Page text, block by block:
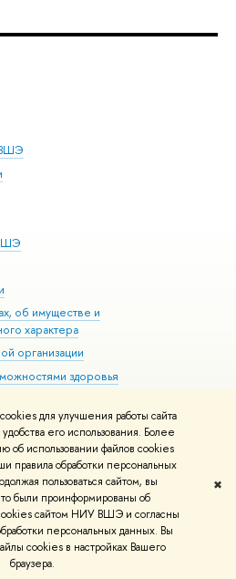
для улучшения работы сайта
его использования. Более
об использовании файлов cookies
правила обработки персональных
пользоваться сайтом, вы
были проинформированы об
сайтом НИУ ВШЭ и согласны
персональных данных. Вы
cookies в настройках Вашего
браузера.
✖
ВШЭ
об имуществе и
характера
организации
здоровья
и контакты Условия использования
Карта сайта
разработаны вШколе дизайна НИУ ВШЭ